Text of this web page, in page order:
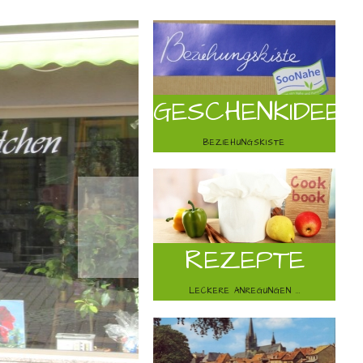
GESCHENKIDEE
BEZIEHUNGSKISTE
REZEPTE
LECKERE ANREGUNGEN ...